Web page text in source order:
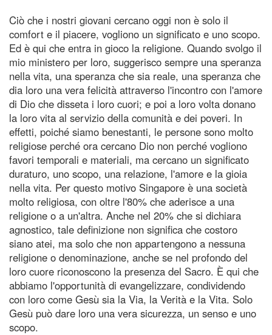
Ciò che i nostri giovani cercano oggi non è solo il
comfort e il piacere, vogliono un significato e uno scopo.
Ed è qui che entra in gioco la religione. Quando svolgo il
mio ministero per loro, suggerisco sempre una speranza
nella vita, una speranza che sia reale, una speranza che
dia loro una vera felicità attraverso l'incontro con l'amore
di Dio che disseta i loro cuori; e poi a loro volta donano
la loro vita al servizio della comunità e dei poveri. In
effetti, poiché siamo benestanti, le persone sono molto
religiose perché ora cercano Dio non perché vogliono
favori temporali e materiali, ma cercano un significato
duraturo, uno scopo, una relazione, l'amore e la gioia
nella vita. Per questo motivo Singapore è una società
molto religiosa, con oltre l'80% che aderisce a una
religione o a un'altra. Anche nel 20% che si dichiara
agnostico, tale definizione non significa che costoro
siano atei, ma solo che non appartengono a nessuna
religione o denominazione, anche se nel profondo del
loro cuore riconoscono la presenza del Sacro. È qui che
abbiamo l'opportunità di evangelizzare, condividendo
con loro come Gesù sia la Via, la Verità e la Vita. Solo
Gesù può dare loro una vera sicurezza, un senso e uno
scopo.